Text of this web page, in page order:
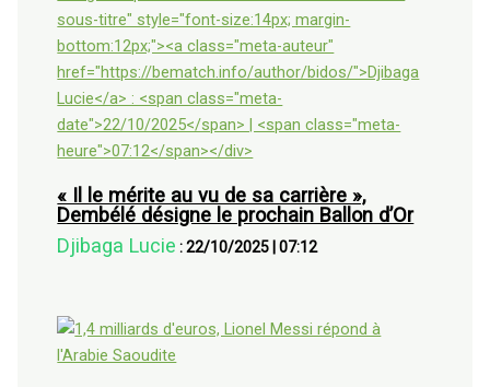
« Il le mérite au vu de sa carrière »,
Dembélé désigne le prochain Ballon d’Or
Djibaga Lucie :22/10/2025 |07:12